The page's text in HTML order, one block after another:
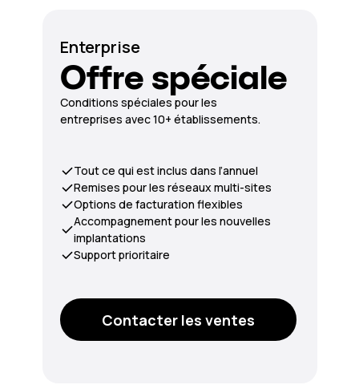
Enterprise
Offre spéciale
Conditions spéciales pour les
entreprises avec 10+ établissements.
Contacter les ventes
Tout ce qui est inclus dans l’annuel
Remises pour les réseaux multi-sites
Options de facturation flexibles
Accompagnement pour les nouvelles
implantations
Support prioritaire